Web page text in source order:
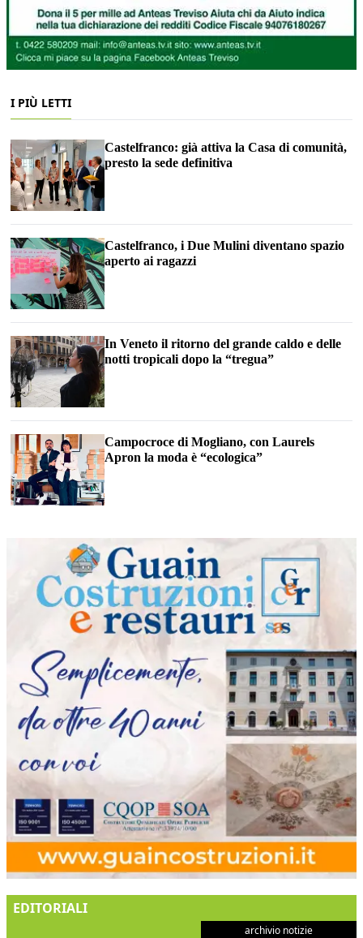
I PIÙ LETTI
Castelfranco: già attiva la Casa di comunità,
presto la sede definitiva
Castelfranco, i Due Mulini diventano spazio
aperto ai ragazzi
In Veneto il ritorno del grande caldo e delle
notti tropicali dopo la “tregua”
Campocroce di Mogliano, con Laurels
Apron la moda è “ecologica”
EDITORIALI
archivio notizie